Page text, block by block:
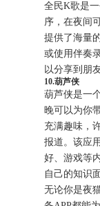
全民K歌是
序，在夜间
提供了海量
或使用伴奏
以分享到朋
10.葫芦侠
葫芦侠是一
晚可以为你
充满趣味，
报道。该应
好、游戏等
自己的知识面
无论你是夜